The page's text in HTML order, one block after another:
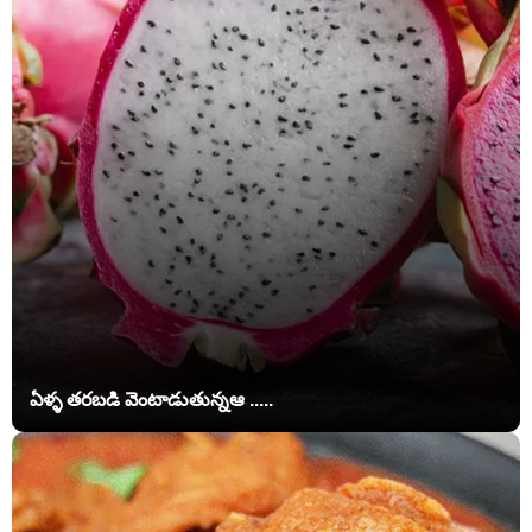
ఏళ్ళ తరబడి వెంటాడుతున్నఆ .....